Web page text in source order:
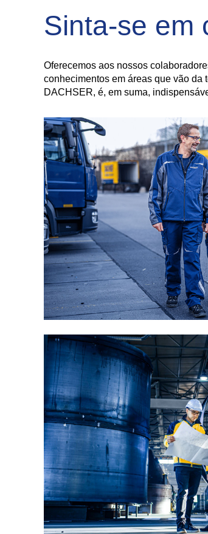
Sinta-se em
Oferecemos aos nossos
conhecimentos em áreas que vão da
DACHSER, é, em suma,